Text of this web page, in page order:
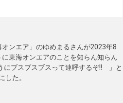
ンエア」のゆめまるさんが2023年8
東海オンエアのことを知らん知らん
ブスブスブスって連呼するぞ!! 」と
した。